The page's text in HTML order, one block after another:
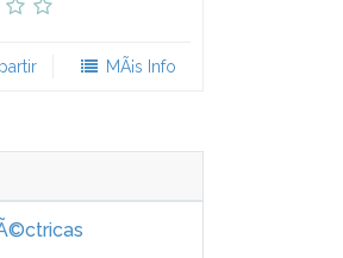
MÃ¡s Info